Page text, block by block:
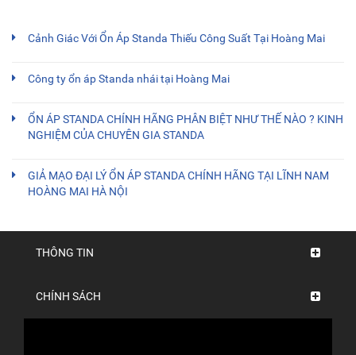
Cảnh Giác Với Ổn Áp Standa Thiếu Công Suất Tại Hoàng Mai
Công ty ổn áp Standa nhái tại Hoàng Mai
ỔN ÁP STANDA CHÍNH HÃNG PHÂN BIỆT NHƯ THẾ NÀO ? KINH
NGHIỆM CỦA CHUYÊN GIA STANDA
GIẢ MẠO ĐẠI LÝ ỔN ÁP STANDA CHÍNH HÃNG TẠI LĨNH NAM
HOÀNG MAI HÀ NỘI
THÔNG TIN
CHÍNH SÁCH